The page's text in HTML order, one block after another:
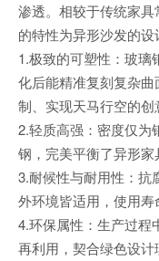
渗透。相较于传统家
的特性为异形沙发的设
1.极致的可塑性：玻璃
化后能精准复刻复杂
制、实现天马行空的创
2.轻质高强：密度仅为
钢，完美平衡了异形家
3.耐候性与耐用性：抗
外环境皆适用，使用寿
4.环保属性：生产过程
再利用，契合绿色设计